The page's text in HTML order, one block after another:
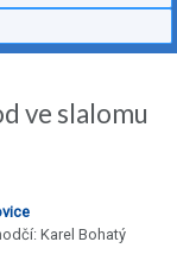
ve slalomu
Karel Bohatý